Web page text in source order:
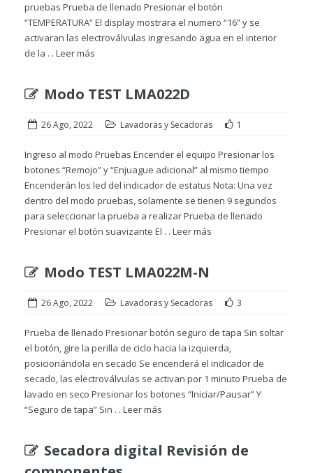
pruebas Prueba de llenado Presionar el botón
“TEMPERATURA” El display mostrara el numero “16” y se
activaran las electroválvulas ingresando agua en el interior
de la . . Leer más
Modo TEST LMA022D
26 Ago, 2022 Lavadoras y Secadoras 1
Ingreso al modo Pruebas Encender el equipo Presionar los
botones “Remojo” y “Enjuague adicional” al mismo tiempo
Encenderán los led del indicador de estatus Nota: Una vez
dentro del modo pruebas, solamente se tienen 9 segundos
para seleccionar la prueba a realizar Prueba de llenado
Presionar el botón suavizante El . . Leer más
Modo TEST LMA022M-N
26 Ago, 2022 Lavadoras y Secadoras 3
Prueba de llenado Presionar botón seguro de tapa Sin soltar
el botón, gire la perilla de ciclo hacia la izquierda,
posicionándola en secado Se encenderá el indicador de
secado, las electroválvulas se activan por 1 minuto Prueba de
lavado en seco Presionar los botones “Iniciar/Pausar” Y
“Seguro de tapa” Sin . . Leer más
Secadora digital Revisión de